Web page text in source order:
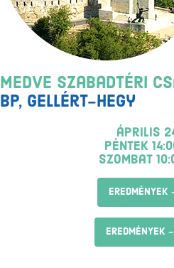
Medve Szabadtéri
Bp, Gellért-hegy
április
péntek
szombat
EREDMÉNYEK
EREDMÉNYEK